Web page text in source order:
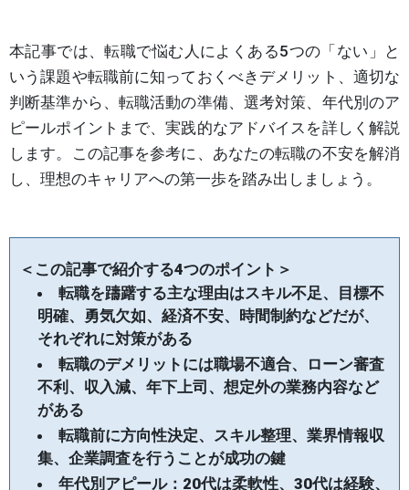
本記事では、転職で悩む人によくある5つの「ない」と
いう課題や転職前に知っておくべきデメリット、適切な
判断基準から、転職活動の準備、選考対策、年代別のア
ピールポイントまで、実践的なアドバイスを詳しく解説
します。この記事を参考に、あなたの転職の不安を解消
し、理想のキャリアへの第一歩を踏み出しましょう。
＜この記事で紹介する4つのポイント＞
転職を躊躇する主な理由はスキル不足、目標不
明確、勇気欠如、経済不安、時間制約などだが、
それぞれに対策がある
転職のデメリットには職場不適合、ローン審査
不利、収入減、年下上司、想定外の業務内容など
がある
転職前に方向性決定、スキル整理、業界情報収
集、企業調査を行うことが成功の鍵
年代別アピール：20代は柔軟性、30代は経験、